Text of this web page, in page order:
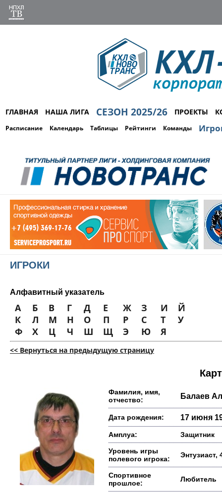
ГЛАВНАЯ НАША ЛИГА СЕЗОН 2025/26 ПРОЕКТЫ
Расписание Календарь Таблицы Рейтинги Команды
ИГРОКИ
Алфавитный указатель
А Б В Г Д Е Ж З И
Й
К
Л М Н О П Р С Т
У
Ф
Х Ц Ч Ш Щ Э Ю Я
<< Вернуться на предыдущую страницу
Фамилия, имя,
отчество:
Балаев
Дата рождения: 17 июня
Амплуа: Защитник
Уровень игры
полевого игрока:
Энтузиаст,
Спортивное
прошлое:
Любитель